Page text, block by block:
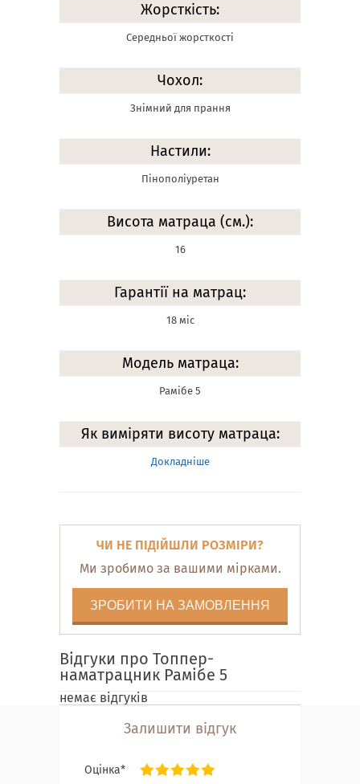
Жорсткість:
Середньої жорсткості
Чохол:
Знімний для прання
Настили:
Пінополіуретан
Висота матраца (см.):
16
Гарантії на матрац:
18 міс
Модель матраца:
Рамібе 5
Як виміряти висоту матраца:
Докладніше
ЧИ НЕ ПІДІЙШЛИ РОЗМІРИ?
Ми зробимо за вашими мірками.
ЗРОБИТИ НА ЗАМОВЛЕННЯ
Відгуки про Топпер-
наматрацник Рамібе 5
немає відгуків
Залишити відгук
Оцінка*